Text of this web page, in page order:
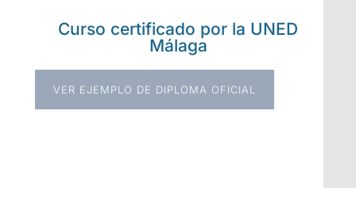
Curso certificado por la UNED
Málaga
VER EJEMPLO DE DIPLOMA OFICIAL